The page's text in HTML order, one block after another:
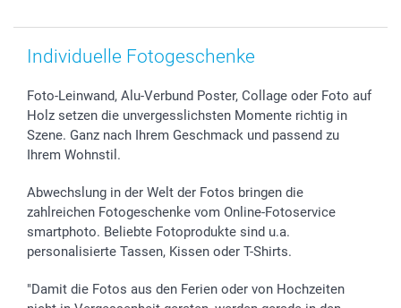
Individuelle Fotogeschenke
Foto-Leinwand, Alu-Verbund Poster, Collage oder Foto auf
Holz setzen die unvergesslichsten Momente richtig in
Szene. Ganz nach Ihrem Geschmack und passend zu
Ihrem Wohnstil.
Abwechslung in der Welt der Fotos bringen die
zahlreichen Fotogeschenke vom Online-Fotoservice
smartphoto. Beliebte Fotoprodukte sind u.a.
personalisierte Tassen, Kissen oder T-Shirts.
"Damit die Fotos aus den Ferien oder von Hochzeiten